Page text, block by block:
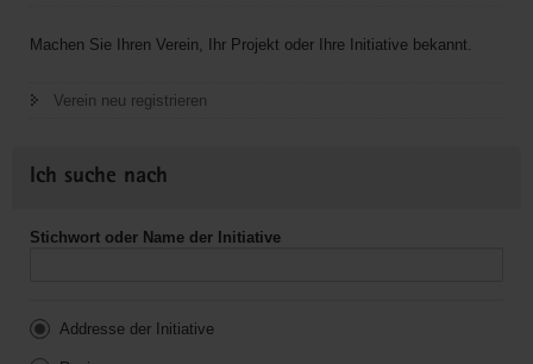
Machen Sie Ihren Verein, Ihr Projekt oder Ihre Initiative bekannt.
Verein neu registrieren
Ich suche nach
Stichwort oder Name der Initiative
Addresse der Initiative